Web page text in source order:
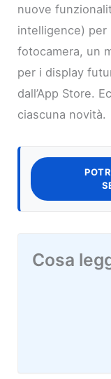
nuove
intelligence) per
fotocamera, un
per i display
dall’App Store.
ciascuna novità.
Cosa